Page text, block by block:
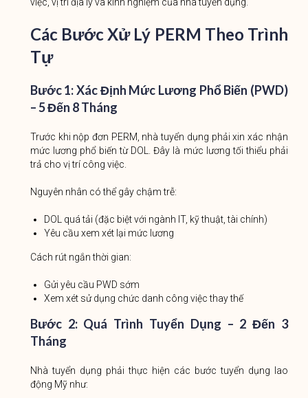
Các Bước Xử Lý PERM Theo Trình
Tự
Bước 1: Xác Định Mức Lương Phổ Biến (PWD)
– 5 Đến 8 Tháng
Trước khi nộp đơn PERM, nhà tuyển dụng phải xin xác nhận
mức lương phổ biến từ DOL. Đây là mức lương tối thiểu phải
trả cho vị trí công việc.
Nguyên nhân có thể gây chậm trễ:
DOL quá tải (đặc biệt với ngành IT, kỹ thuật, tài chính)
Yêu cầu xem xét lại mức lương
Cách rút ngắn thời gian:
Gửi yêu cầu PWD sớm
Xem xét sử dụng chức danh công việc thay thế
Bước 2: Quá Trình Tuyển Dụng – 2 Đến 3
Tháng
Nhà tuyển dụng phải thực hiện các bước tuyển dụng lao
động Mỹ như: